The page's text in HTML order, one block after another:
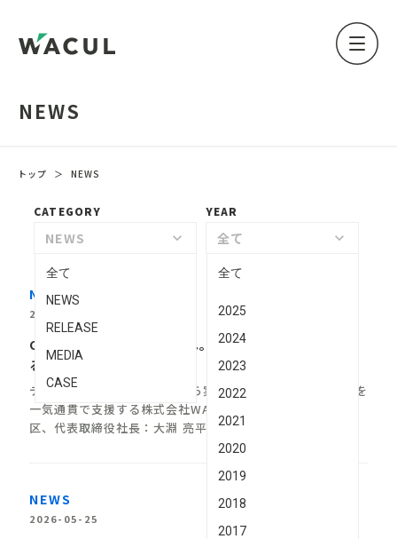
NEWS
トップ ＞ NEWS
CATEGORY
NEWS keyboard_arrow_down
全て
NEWS
RELEASE
MEDIA
CASE
YEAR
全て keyboard_arrow_down
全て
2025
2024
2023
2022
2021
2020
2019
2018
2017
NEWS
2026-07-15
CVR約140％向上のその先へ。学校法人三幸学園が進め
るマーケティング全体最適
データと知⾒を核に、戦略から実⾏までマーケティングDXを
⼀気通貫で⽀援する株式会社WACUL（本社：東京都千代⽥
区、代表取締役社⻑：⼤淵 亮平、読み：ワカル...
NEWS
2026-05-25